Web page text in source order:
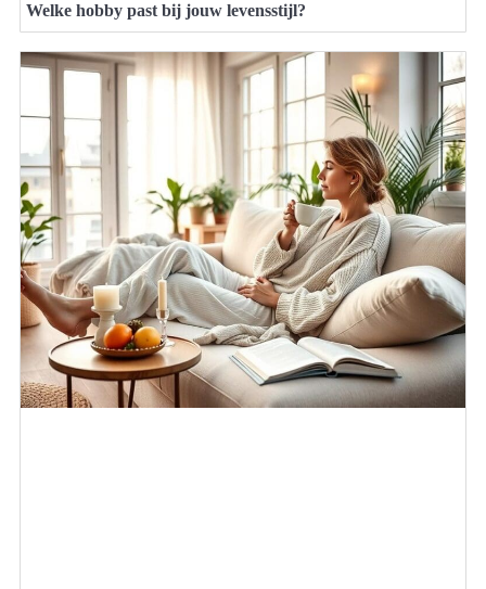
Welke hobby past bij jouw levensstijl?